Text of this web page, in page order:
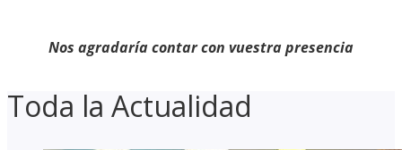
Nos agradaría contar con vuestra presencia
Toda la Actualidad